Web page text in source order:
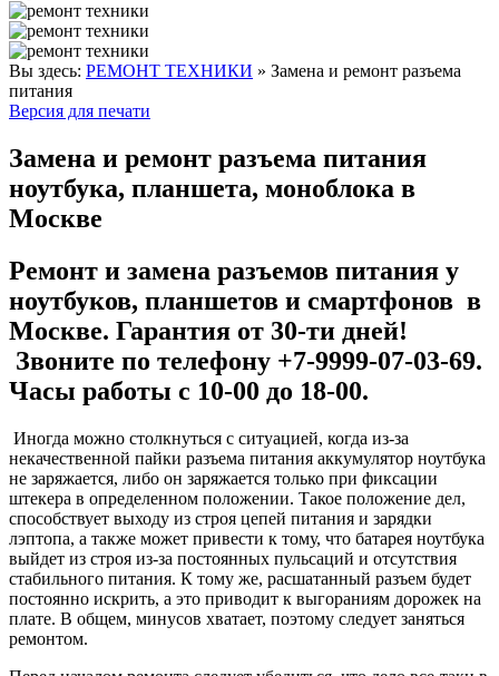
Вы здесь: РЕМОНТ ТЕХНИКИ » Замена и ремонт разъема
питания
Версия для печати
Замена и ремонт разъема питания
ноутбука, планшета, моноблока в
Москве
Ремонт и замена разъемов питания у
ноутбуков, планшетов и смартфонов в
Москве. Гарантия от 30-ти дней!
Звоните по телефону +7-9999-07-03-69.
Часы работы с 10-00 до 18-00.
Иногда можно столкнуться с ситуацией, когда из-за
некачественной пайки разъема питания аккумулятор ноутбука
не заряжается, либо он заряжается только при фиксации
штекера в определенном положении. Такое положение дел,
способствует выходу из строя цепей питания и зарядки
лэптопа, а также может привести к тому, что батарея ноутбука
выйдет из строя из-за постоянных пульсаций и отсутствия
стабильного питания. К тому же, расшатанный разъем будет
постоянно искрить, а это приводит к выгораниям дорожек на
плате. В общем, минусов хватает, поэтому следует заняться
ремонтом.